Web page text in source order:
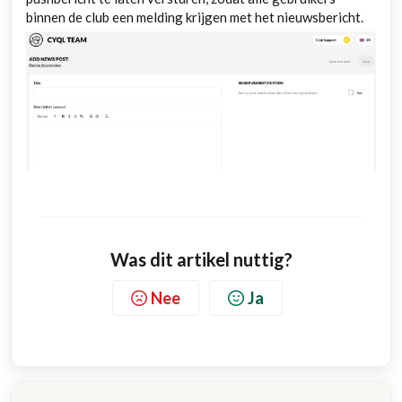
binnen de club een melding krijgen met het nieuwsbericht.
Was dit artikel nuttig?
Nee Ja